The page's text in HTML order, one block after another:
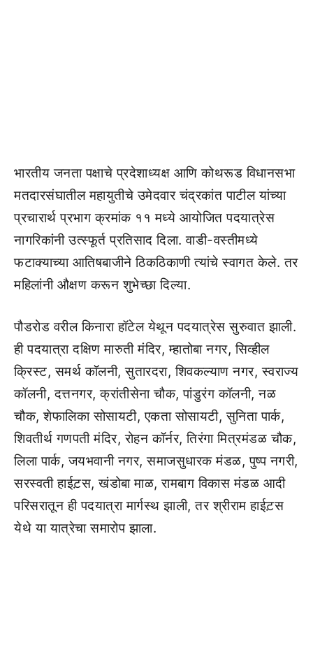
भारतीय जनता पक्षाचे प्रदेशाध्यक्ष आणि कोथरूड विधानसभा
मतदारसंघातील महायुतीचे उमेदवार चंद्रकांत पाटील यांच्या
प्रचारार्थ प्रभाग क्रमांक ११ मध्ये आयोजित पदयात्रेस
नागरिकांनी उत्स्फूर्त प्रतिसाद दिला. वाडी-वस्तीमध्ये
फटाक्याच्या आतिषबाजीने ठिकठिकाणी त्यांचे स्वागत केले. तर
महिलांनी औक्षण करून शुभेच्छा दिल्या.
पौडरोड वरील किनारा हॉटेल येथून पदयात्रेस सुरुवात झाली.
ही पदयात्रा दक्षिण मारुती मंदिर, म्हातोबा नगर, सिव्हील
क्रिस्ट, समर्थ कॉलनी, सुतारदरा, शिवकल्याण नगर, स्वराज्य
कॉलनी, दत्तनगर, क्रांतीसेना चौक, पांडुरंग कॉलनी, नळ
चौक, शेफालिका सोसायटी, एकता सोसायटी, सुनिता पार्क,
शिवतीर्थ गणपती मंदिर, रोहन कॉर्नर, तिरंगा मित्रमंडळ चौक,
लिला पार्क, जयभवानी नगर, समाजसुधारक मंडळ, पुष्प नगरी,
सरस्वती हाईट़स, खंडोबा माळ, रामबाग विकास मंडळ आदी
परिसरातून ही पदयात्रा मार्गस्थ झाली, तर श्रीराम हाईट़स
येथे या यात्रेचा समारोप झाला.